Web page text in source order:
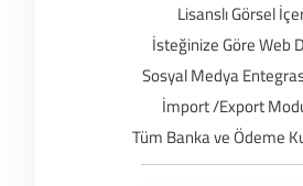
Lisanslı Görsel
İsteğinize Göre Web
Sosyal Medya
İmport /Export
Tüm Banka ve Ödeme